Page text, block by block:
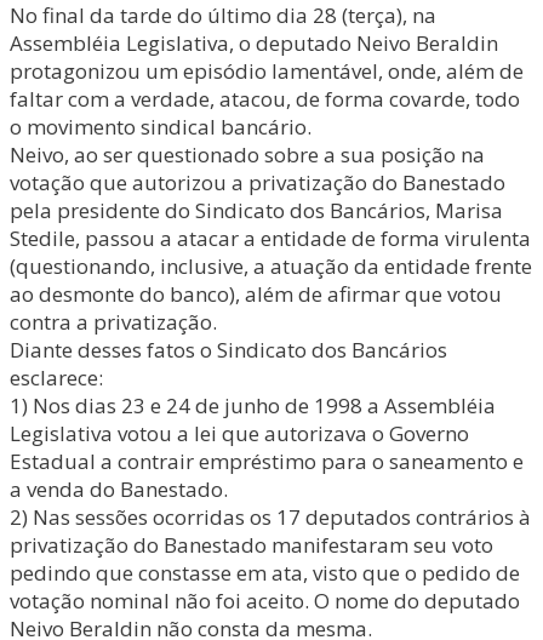
No final da tarde do último dia 28 (terça), na
Assembléia Legislativa, o deputado Neivo Beraldin
protagonizou um episódio lamentável, onde, além de
faltar com a verdade, atacou, de forma covarde, todo
o movimento sindical bancário.
Neivo, ao ser questionado sobre a sua posição na
votação que autorizou a privatização do Banestado
pela presidente do Sindicato dos Bancários, Marisa
Stedile, passou a atacar a entidade de forma virulenta
(questionando, inclusive, a atuação da entidade frente
ao desmonte do banco), além de afirmar que votou
contra a privatização.
Diante desses fatos o Sindicato dos Bancários
esclarece:
1) Nos dias 23 e 24 de junho de 1998 a Assembléia
Legislativa votou a lei que autorizava o Governo
Estadual a contrair empréstimo para o saneamento e
a venda do Banestado.
2) Nas sessões ocorridas os 17 deputados contrários à
privatização do Banestado manifestaram seu voto
pedindo que constasse em ata, visto que o pedido de
votação nominal não foi aceito. O nome do deputado
Neivo Beraldin não consta da mesma.